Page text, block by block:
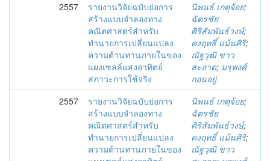
2557
รายงานวิจัยฉบับย่อการ
สร้างแบบจำลองทาง
คณิตศาสตร์สำหรับ
ทำนายการเปลี่ยนแปลง
ความต้านทานภายในของ
แผงเซลล์แสงอาทิตย์
สภาวะการใช้จริง
นิพนธ์ เกตุจ้อย;
ฉัตรชัย
ศิริสัมพันธ์วงษ์;
คงฤทธิ์ แม้นศิริ;
ณัฐวุฒิ ขาว
สะอาด; มรุพงศ์
กอนอยู่
2557
รายงานวิจัยฉบับย่อการ
สร้างแบบจำลองทาง
คณิตศาสตร์สำหรับ
ทำนายการเปลี่ยนแปลง
ความต้านทานภายในของ
นิพนธ์ เกตุจ้อย;
ฉัตรชัย
ศิริสัมพันธ์วงษ์;
คงฤทธิ์ แม้นศิริ;
ณัฐวุฒิ ขาว